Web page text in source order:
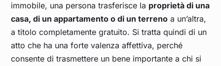
immobile, una persona trasferisce la proprietà di una
casa, di un appartamento o di un terreno a un’altra,
a titolo completamente gratuito. Si tratta quindi di un
atto che ha una forte valenza affettiva, perché
consente di trasmettere un bene importante a chi si